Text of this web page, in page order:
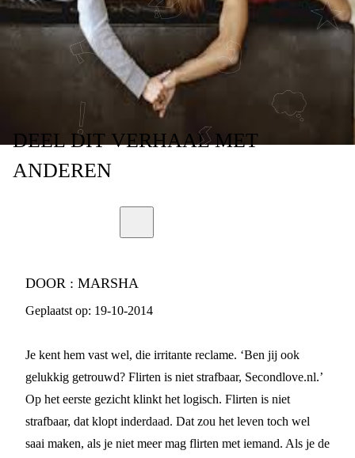
VREEMDGAAN
AAN
DEELDIT VERHAALMET
ANDEREN
DOOR : MARSHA
Geplaatst op: 19-10-2014
Je kent hem vast wel, die irritante reclame. ‘Ben jij ook
gelukkig getrouwd? Flirten is niet strafbaar, Secondlove.nl.’
Op het eerste gezicht klinkt het logisch. Flirten is niet
strafbaar, dat klopt inderdaad. Dat zou het leven toch wel
saai maken, als je niet meer mag flirten met iemand. Als je de